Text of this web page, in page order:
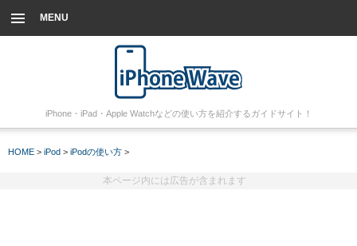
MENU
iPhone・iPad・Apple Watchなどの使い方を紹介するガイドサイト！
HOME > iPod > iPodの使い方 >
本ページ内には広告が含まれます